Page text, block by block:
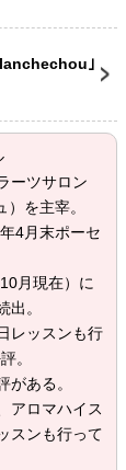
｣
ーツサロン
を主宰。
4月末ポーセ
月現在）に
出。
レッスンも行
。
がある。
アロマハイス
スンも行って